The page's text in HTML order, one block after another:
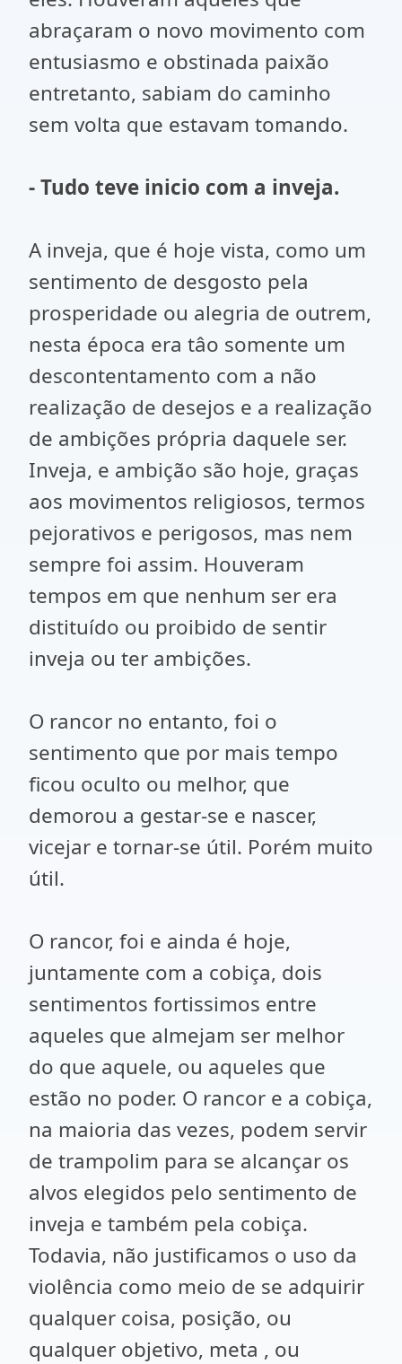
abraçaram o novo movimento com
entusiasmo e obstinada paixão
entretanto, sabiam do caminho
sem volta que estavam tomando.
- Tudo teve inicio com a inveja.
A inveja, que é hoje vista, como um
sentimento de desgosto pela
prosperidade ou alegria de outrem,
nesta época era tâo somente um
descontentamento com a não
realização de desejos e a realização
de ambições própria daquele ser.
Inveja, e ambição são hoje, graças
aos movimentos religiosos, termos
pejorativos e perigosos, mas nem
sempre foi assim. Houveram
tempos em que nenhum ser era
distituído ou proibido de sentir
inveja ou ter ambições.
O rancor no entanto, foi o
sentimento que por mais tempo
ficou oculto ou melhor, que
demorou a gestar-se e nascer,
vicejar e tornar-se útil. Porém muito
útil.
O rancor, foi e ainda é hoje,
juntamente com a cobiça, dois
sentimentos fortissimos entre
aqueles que almejam ser melhor
do que aquele, ou aqueles que
estão no poder. O rancor e a cobiça,
na maioria das vezes, podem servir
de trampolim para se alcançar os
alvos elegidos pelo sentimento de
inveja e também pela cobiça.
Todavia, não justificamos o uso da
violência como meio de se adquirir
qualquer coisa, posição, ou
qualquer objetivo, meta , ou